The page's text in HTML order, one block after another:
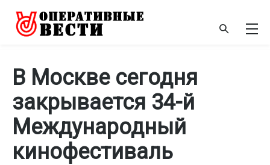
В Москве сегодня
закрывается 34-й
Международный
кинофестиваль